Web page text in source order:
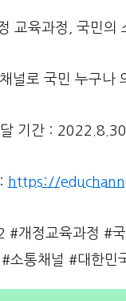
교육과정, 국민의
널로 국민 누구나
기간 :
https://
#개정교육과정 #
소통채널 #대한민